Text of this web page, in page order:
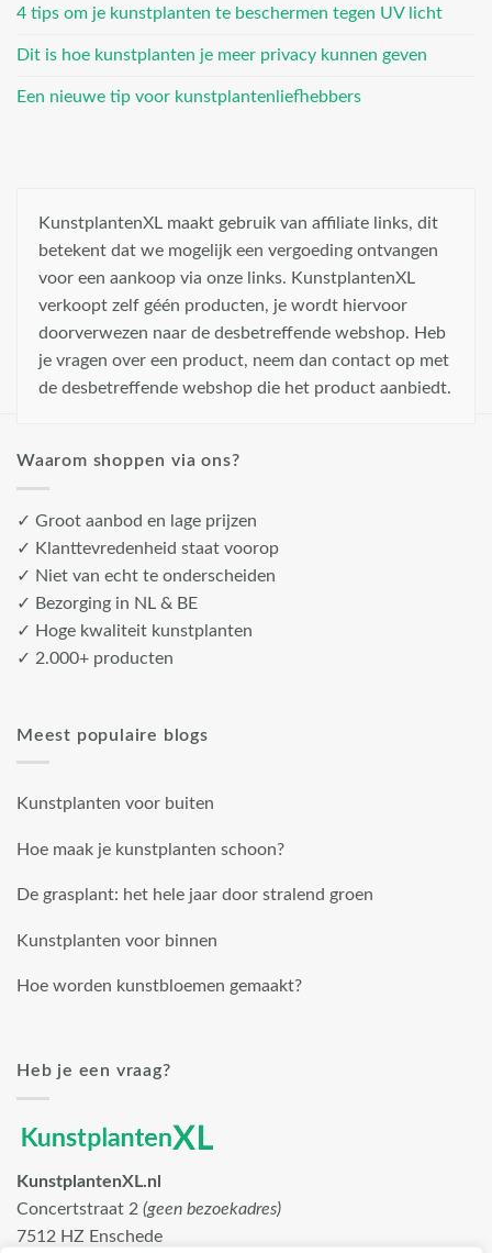
4 tips om je kunstplanten te beschermen tegen UV licht
Dit is hoe kunstplanten je meer privacy kunnen geven
Een nieuwe tip voor kunstplantenliefhebbers
KunstplantenXL maakt gebruik van affiliate links, dit
betekent dat we mogelijk een vergoeding ontvangen
voor een aankoop via onze links. KunstplantenXL
verkoopt zelf géén producten, je wordt hiervoor
doorverwezen naar de desbetreffende webshop. Heb
je vragen over een product, neem dan contact op met
de desbetreffende webshop die het product aanbiedt.
Waarom shoppen via ons?
✓ Groot aanbod en lage prijzen
✓ Klanttevredenheid staat voorop
✓ Niet van echt te onderscheiden
✓ Bezorging in NL & BE
✓ Hoge kwaliteit kunstplanten
✓ 2.000+ producten
Meest populaire blogs
Kunstplanten voor buiten
Hoe maak je kunstplanten schoon?
De grasplant: het hele jaar door stralend groen
Kunstplanten voor binnen
Hoe worden kunstbloemen gemaakt?
Heb je een vraag?
KunstplantenXL.nl
Concertstraat 2 (geen bezoekadres)
7512 HZ Enschede